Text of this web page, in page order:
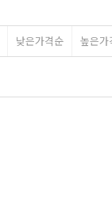
낮은가격순 높은가